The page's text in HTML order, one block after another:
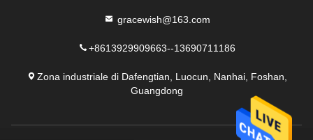
gracewish@163.com
+8613929909663--13690711186
Zona industriale di Dafengtian, Luocun, Nanhai, Foshan,
Guangdong